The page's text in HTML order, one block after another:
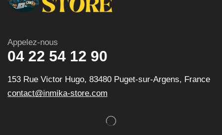
Appelez-nous
04 22 54 12 90
153 Rue Victor Hugo, 83480 Puget-sur-Argens, France
contact@inmika-store.com